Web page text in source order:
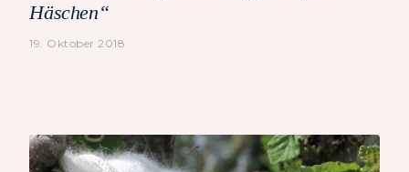
Häschen“
19. Oktober 2018